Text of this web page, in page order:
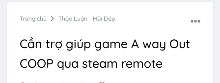
Trang chủ Thảo Luận - Hỏi Đáp
Cần trợ giúp game A way Out
COOP qua steam remote